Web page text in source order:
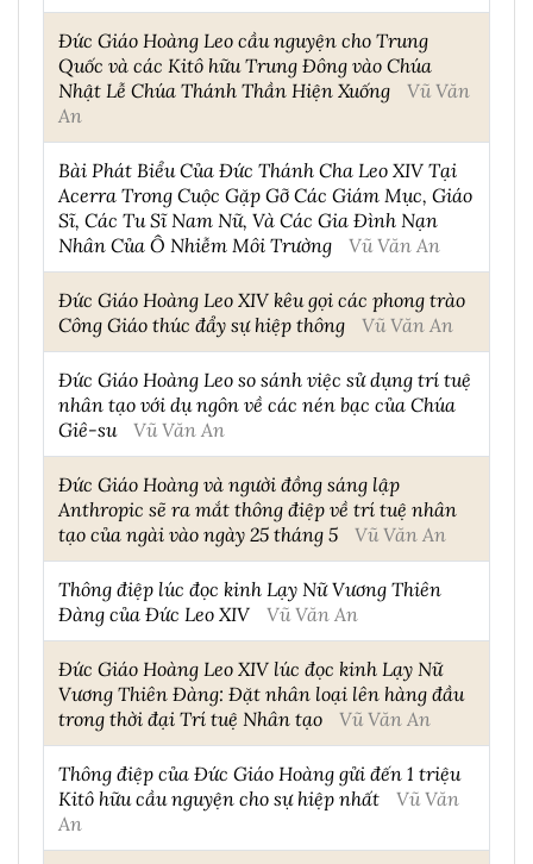
Đức Giáo Hoàng Leo cầu nguyện cho Trung
Quốc và các Kitô hữu Trung Đông vào Chúa
Nhật Lễ Chúa Thánh Thần Hiện Xuống
Vũ Văn
An
Bài Phát Biểu Của Đức Thánh Cha Leo XIV Tại
Acerra Trong Cuộc Gặp Gỡ Các Giám Mục, Giáo
Sĩ, Các Tu Sĩ Nam Nữ, Và Các Gia Đình Nạn
Nhân Của Ô Nhiễm Môi Trường
Vũ Văn An
Đức Giáo Hoàng Leo XIV kêu gọi các phong trào
Công Giáo thúc đẩy sự hiệp thông
Vũ Văn An
Đức Giáo Hoàng Leo so sánh việc sử dụng trí tuệ
nhân tạo với dụ ngôn về các nén bạc của Chúa
Giê-su
Vũ Văn An
Đức Giáo Hoàng và người đồng sáng lập
Anthropic sẽ ra mắt thông điệp về trí tuệ nhân
tạo của ngài vào ngày 25 tháng 5
Vũ Văn An
Thông điệp lúc đọc kinh Lạy Nữ Vương Thiên
Đàng của Đức Leo XIV
Vũ Văn An
Đức Giáo Hoàng Leo XIV lúc đọc kinh Lạy Nữ
Vương Thiên Đàng: Đặt nhân loại lên hàng đầu
trong thời đại Trí tuệ Nhân tạo
Vũ Văn An
Thông điệp của Đức Giáo Hoàng gửi đến 1 triệu
Kitô hữu cầu nguyện cho sự hiệp nhất
Vũ Văn
An